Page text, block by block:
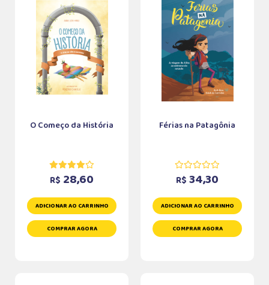
O Começo da História
R$ 28,60
ADICIONAR AO CARRINHO
COMPRAR AGORA
Férias na Patagônia
R$ 34,30
ADICIONAR AO CARRINHO
COMPRAR AGORA